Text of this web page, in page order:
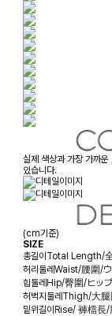
실제 색상과 가장 가까
있습니다.
(cm기준)
SIZE
총길이Total Length/
허리둘레Waist/腰圍/
힙둘레Hip/臀圍/ヒップ
허벅지둘레Thigh/大腿
밑위길이Rise/ 褲檔長/